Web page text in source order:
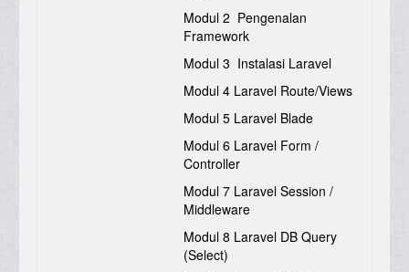
Modul 2 Pengenalan
Framework
Modul 3 Instalasi Laravel
Modul 4 Laravel Route/Views
Modul 5 Laravel Blade
Modul 6 Laravel Form /
Controller
Modul 7 Laravel Session /
Middleware
Modul 8 Laravel DB Query
(Select)